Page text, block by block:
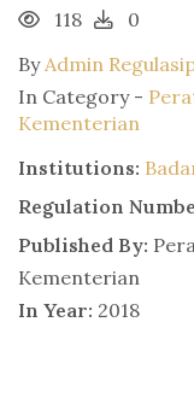
118
0
ByAdmin
In Category -
Kementerian
Institutions:
Regulation
Published By:
Kementerian
In Year: 2018